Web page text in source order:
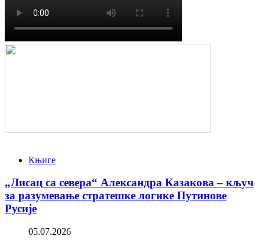
Књиге
„Лисац са севера“ Александра Казакова – кључ
за разумевање стратешке логике Путинове
Русије
05.07.2026